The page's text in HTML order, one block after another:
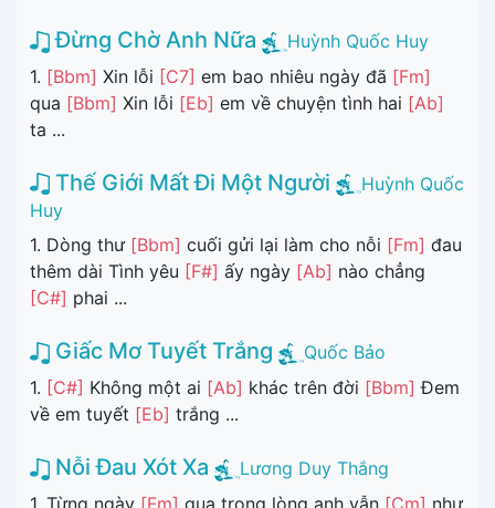
Đừng Chờ Anh Nữa
Huỳnh Quốc Huy
1. [Bbm] Xin lỗi [C7] em bao nhiêu ngày đã [Fm]
qua [Bbm] Xin lỗi [Eb] em về chuyện tình hai [Ab]
ta ...
Thế Giới Mất Đi Một Người
Huỳnh Quốc
Huy
1. Dòng thư [Bbm] cuối gửi lại làm cho nỗi [Fm] đau
thêm dài Tình yêu [F#] ấy ngày [Ab] nào chẳng
[C#] phai ...
Giấc Mơ Tuyết Trắng
Quốc Bảo
1. [C#] Không một ai [Ab] khác trên đời [Bbm] Đem
về em tuyết [Eb] trắng ...
Nỗi Đau Xót Xa
Lương Duy Thắng
1. Từng ngày [Fm] qua trong lòng anh vẫn [Cm] như